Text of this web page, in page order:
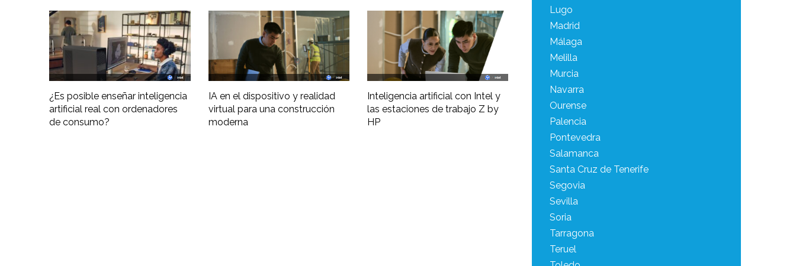
¿Es posible enseñar inteligencia
artificial real con ordenadores
de consumo?
IA en el dispositivo y realidad
virtual para una construcción
moderna
Inteligencia artificial con Intel y
las estaciones de trabajo Z by
HP
Lugo
Madrid
Málaga
Melilla
Murcia
Navarra
Ourense
Palencia
Pontevedra
Salamanca
Santa Cruz de Tenerife
Segovia
Sevilla
Soria
Tarragona
Teruel